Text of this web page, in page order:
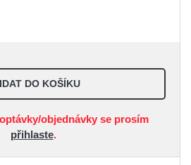
DO KOŠÍKU
objednávky se prosím
přihlaste.